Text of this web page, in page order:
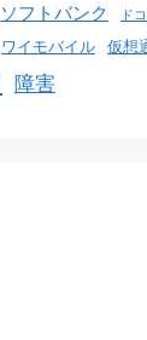
ソフトバンク ド
ワイモバイル 仮想
障害